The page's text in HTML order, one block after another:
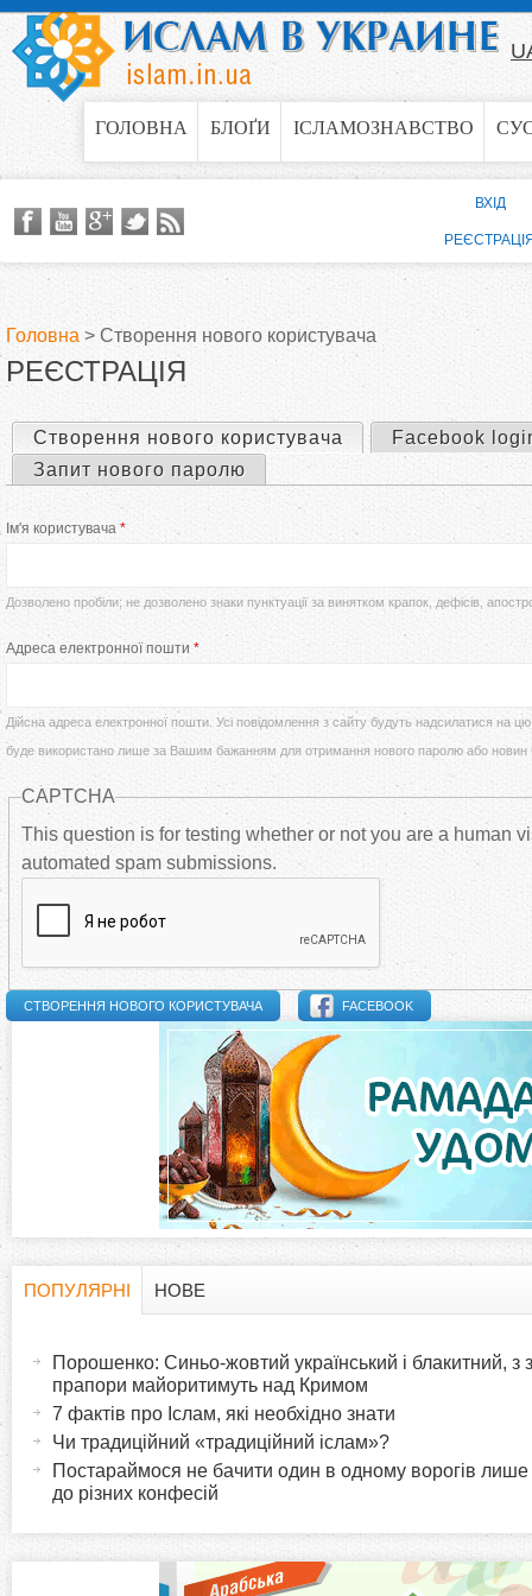
Jump to navigation
ГОЛОВНА БЛОҐИ ІСЛАМОЗНАВСТВО
В
є
у
т
Головна > Створення нового користувача
РЕЄСТРАЦІЯ
е
в
н
н
і
в
л
а
к
и
Створення нового користувача (активна вкладка)
Facebook
Запит нового паролю
Ім'я користувача *
Дозволено пробіли; не дозволено знаки пунктуації за винятком крапок, дефісів,
Адреса електронної пошти *
Дійсна адреса електронної пошти. Усі повідомлення з сайту будуть надсилатися на
буде використано лише за Вашим бажанням для отримання нового паролю або
CAPTCHA
This question is for testing whether or not you are a human
automated spam submissions.
FACEBOOK
ВХІД
ПОПУЛЯРНІ
в
НОВЕ
Порошенко: Синьо-жовтий український і блакитний, з
прапори майоритимуть над Кримом
7 фактів про Іслам, які необхідно знати
Чи традиційний «традиційний іслам»?
Постараймося не бачити один в одному ворогів лише
до різних конфесій